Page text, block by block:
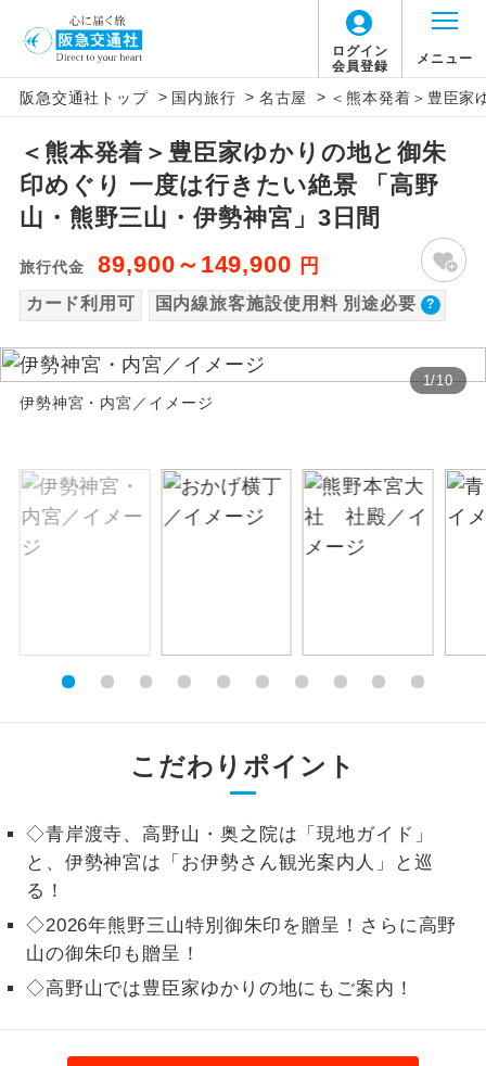
ログイン
会員登録
メニュー
阪急交通社トップ > 国内旅行 > 名古屋 > ＜熊本発着＞豊臣家
＜熊本発着＞豊臣家ゆかりの地と御朱
印めぐり 一度は行きたい絶景 「高野
山・熊野三山・伊勢神宮」3日間
旅行代金 89,900～149,900 円
カード利用可 国内線旅客施設使用料 別途必要
1/10
伊勢神宮・内宮／イメージ
こだわりポイント
◇青岸渡寺、高野山・奥之院は「現地ガイド」
と、伊勢神宮は「お伊勢さん観光案内人」と巡
る！
◇2026年熊野三山特別御朱印を贈呈！さらに高野
山の御朱印も贈呈！
◇高野山では豊臣家ゆかりの地にもご案内！
【国内旅客施設使用料について】
旅行代金に国内旅客施設使用料は含まれてお
りません。別途お支払いが必要となります。
伊丹空港往復：大人680円、子供680円、幼児
680円
阿蘇くまもと空港往復：大人640円、子供640
円、幼児640円
アイコン 説明
添乗員同行
往路出発空港（駅）から復路到着空港
（駅）まで同行します。
行
現地到着空港（駅）から最終日出発空港
（駅）まで添乗員が同行します。
バスガイド乗
バスガイドが乗務し、車内での観光案内
新コース 初登場のコースです。
然遺産を訪ねるコースです。
絶景 絶景スポットに立ち寄るコースです。
露天風呂
ご宿泊ホテルに大浴場が付いています。
全てのお食事が付いていますので、お食
事の心配はいりません。（機内食を除
お部屋食
お部屋にてゆっくりとお召し上がりいた
トラベルイヤ
ホン
周りの音を気にせず、ガイドさんの説明
をじっくり聞くことができます。
す。